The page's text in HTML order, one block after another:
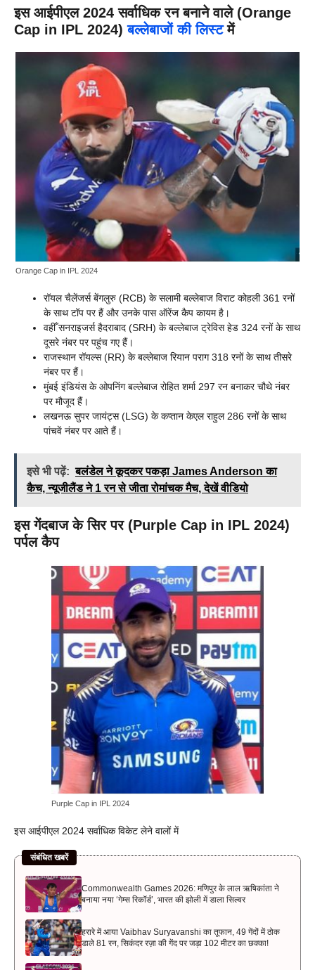
इस आईपीएल 2024 सर्वाधिक रन बनाने वाले (Orange
Cap in IPL 2024)बल्लेबाजों की लिस्टमें
Orange Cap in IPL 2024
रॉयल चैलेंजर्स बेंगलुरु (RCB) के सलामी बल्लेबाज विराट कोहली 361 रनों
के साथ टॉप पर हैं और उनके पास ऑरेंज कैप कायम है।
वहीँ सनराइजर्स हैदराबाद (SRH) के बल्लेबाज ट्रेविस हेड 324 रनों के साथ
दूसरे नंबर पर पहुंच गए हैं।
राजस्थान रॉयल्स (RR) के बल्लेबाज रियान पराग 318 रनों के साथ तीसरे
नंबर पर हैं।
मुंबई इंडियंस के ओपनिंग बल्लेबाज रोहित शर्मा 297 रन बनाकर चौथे नंबर
पर मौजूद हैं।
लखनऊ सुपर जायंट्स (LSG) के कप्तान केएल राहुल 286 रनों के साथ
पांचवें नंबर पर आते हैं।
इसे भी पढ़ें: बलंडेल ने कूदकर पकड़ा James Anderson का
कैच, न्यूजीलैंड ने 1 रन से जीता रोमांचक मैच, देखें वीडियो
इस गेंदबाज के सिर पर (Purple Cap in IPL 2024)
पर्पल कैप
Purple Cap in IPL 2024
इस आईपीएल 2024 सर्वाधिक विकेट लेने वालों में
संबंधित खबरें
Commonwealth Games 2026: मणिपुर के लाल ऋषिकांता ने
बनाया नया ‘गेम्स रिकॉर्ड’, भारत की झोली में डाला सिल्वर
हरारे में आया Vaibhav Suryavanshi का तूफान, 49 गेंदों में ठोक
डाले 81 रन, सिकंदर रज़ा की गेंद पर जड़ा 102 मीटर का छक्का!